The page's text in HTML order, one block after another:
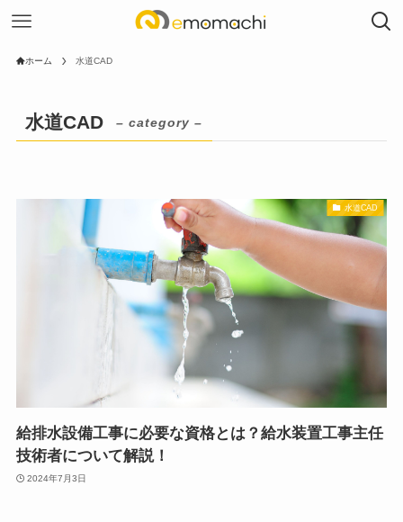
ホーム 水道CAD
水道CAD – category –
水道CAD
給排水設備工事に必要な資格とは？給水装置工事主任
技術者について解説！
2024年7月3日